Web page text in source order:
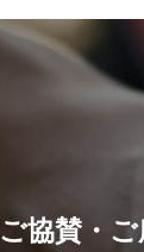
ご協賛・